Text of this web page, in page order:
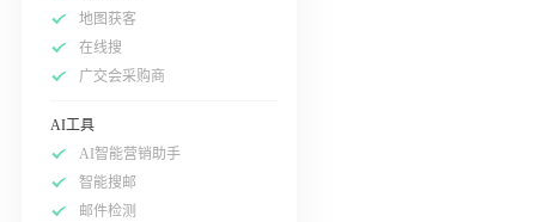
地图获客
在线搜
广交会采购商
AI工具
AI智能营销助手
智能搜邮
邮件检测